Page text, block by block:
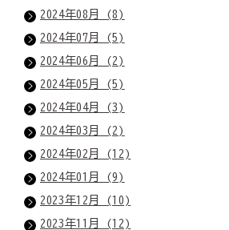
2024年08月 (8)
2024年07月 (5)
2024年06月 (2)
2024年05月 (5)
2024年04月 (3)
2024年03月 (2)
2024年02月 (12)
2024年01月 (9)
2023年12月 (10)
2023年11月 (12)